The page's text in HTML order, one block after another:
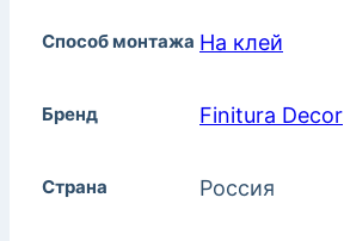
Способ монтажа На клей
Бренд Finitura Decor
Страна Россия